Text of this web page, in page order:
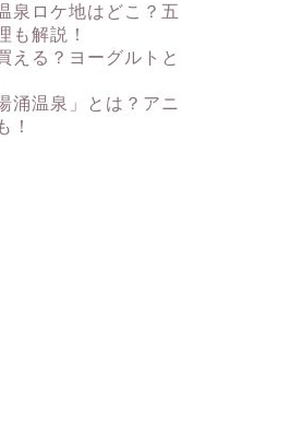
泉ロケ地はどこ？五
も解説！
える？ヨーグルトと
涌温泉」とは？アニ
！